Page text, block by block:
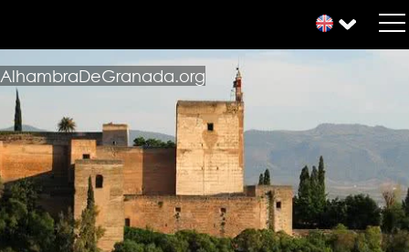
AlhambraDeGranada.org